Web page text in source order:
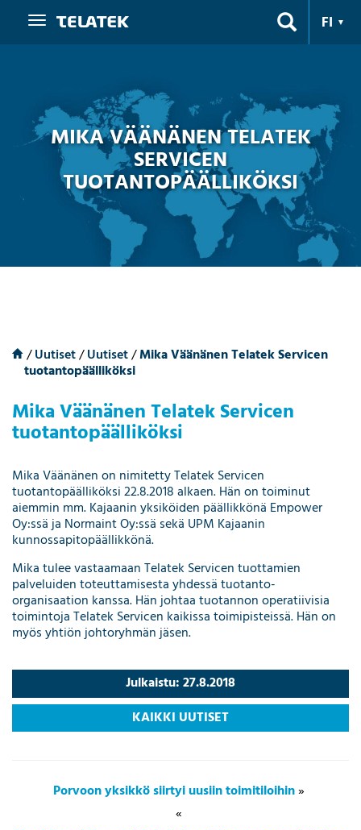
FI
Navigaatio
MIKA VÄÄNÄNEN TELATEK
SERVICEN
TUOTANTOPÄÄLLIKÖKSI
/Uutiset/Uutiset/Mika Väänänen Telatek Servicen
tuotantopäälliköksi
Mika Väänänen Telatek Servicen
tuotantopäälliköksi
Mika Väänänen on nimitetty Telatek Servicen
tuotantopäälliköksi 22.8.2018 alkaen. Hän on toiminut
aiemmin mm. Kajaanin yksiköiden päällikkönä Empower
Oy:ssä ja Normaint Oy:ssä sekä UPM Kajaanin
kunnossapitopäällikkönä.
Mika tulee vastaamaan Telatek Servicen tuottamien
palveluiden toteuttamisesta yhdessä tuotanto-
organisaation kanssa. Hän johtaa tuotannon operatiivisia
toimintoja Telatek Servicen kaikissa toimipisteissä. Hän on
myös yhtiön johtoryhmän jäsen.
Julkaistu: 27.8.2018
KAIKKI UUTISET
Porvoon yksikkö siirtyi uusiin toimitiloihin»
«